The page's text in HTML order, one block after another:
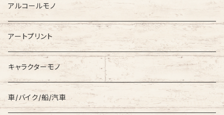
Coat
TOMMY HILFIGER
Levi’s
アルコールモノ
アートプリント
キャラクターモノ
車/バイク/船/汽車